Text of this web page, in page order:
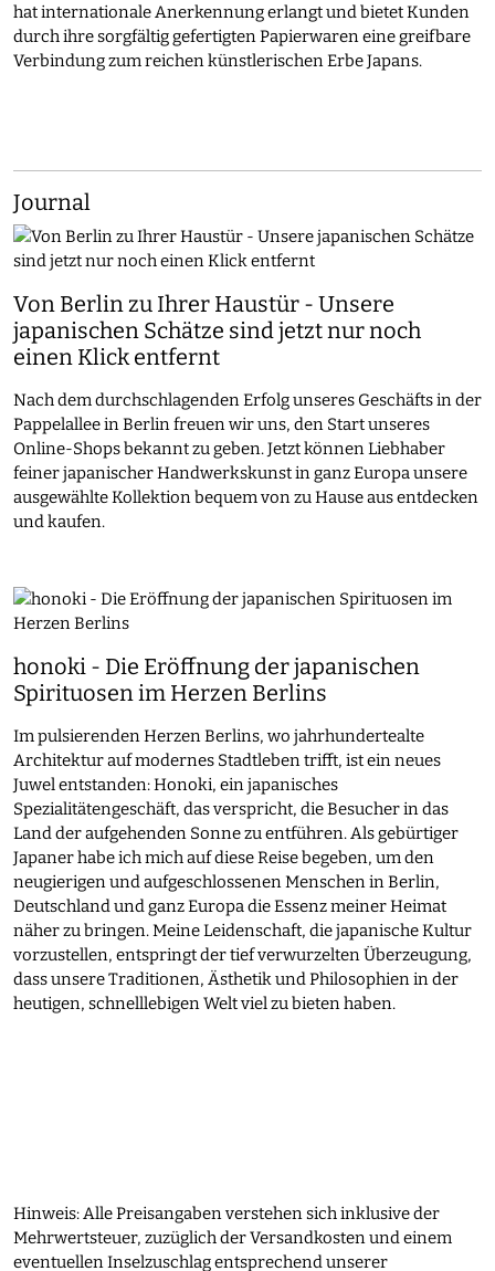
hat internationale Anerkennung erlangt und bietet Kunden
durch ihre sorgfältig gefertigten Papierwaren eine greifbare
Verbindung zum reichen künstlerischen Erbe Japans.
Journal
Von Berlin zu Ihrer Haustür - Unsere
japanischen Schätze sind jetzt nur noch
einen Klick entfernt
Nach dem durchschlagenden Erfolg unseres Geschäfts in der
Pappelallee in Berlin freuen wir uns, den Start unseres
Online-Shops bekannt zu geben. Jetzt können Liebhaber
feiner japanischer Handwerkskunst in ganz Europa unsere
ausgewählte Kollektion bequem von zu Hause aus entdecken
und kaufen.
honoki - Die Eröffnung der japanischen
Spirituosen im Herzen Berlins
Im pulsierenden Herzen Berlins, wo jahrhundertealte
Architektur auf modernes Stadtleben trifft, ist ein neues
Juwel entstanden: Honoki, ein japanisches
Spezialitätengeschäft, das verspricht, die Besucher in das
Land der aufgehenden Sonne zu entführen. Als gebürtiger
Japaner habe ich mich auf diese Reise begeben, um den
neugierigen und aufgeschlossenen Menschen in Berlin,
Deutschland und ganz Europa die Essenz meiner Heimat
näher zu bringen. Meine Leidenschaft, die japanische Kultur
vorzustellen, entspringt der tief verwurzelten Überzeugung,
dass unsere Traditionen, Ästhetik und Philosophien in der
heutigen, schnelllebigen Welt viel zu bieten haben.
Hinweis: Alle Preisangaben verstehen sich inklusive der
Mehrwertsteuer, zuzüglich der Versandkosten und einem
eventuellen Inselzuschlag entsprechend unserer